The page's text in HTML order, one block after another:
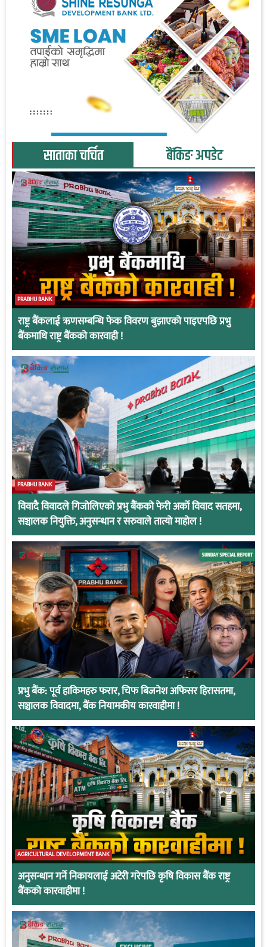
साताका चर्चित बैंकिङ अपडेट
PRABHU BANK
राष्ट्र बैंकलाई ऋणसम्बन्धि फेक विवरण बुझाएको पाइएपछि प्रभु
बैंकमाथि राष्ट्र बैंकको कारवाही !
PRABHU BANK
विवादै विवादले गिजोलिएको प्रभु बैंकको फेरी अर्को विवाद सतहमा,
सञ्चालक नियुक्ति, अनुसन्धान र सरुवाले तात्यो माहोल !
प्रभु बैंक: पूर्व हाकिमहरु फरार, चिफ बिजनेश अफिसर हिरासतमा,
सञ्चालक विवादमा, बैंक नियामकीय कारवाहीमा !
AGRICULTURAL DEVELOPMENT BANK
अनुसन्धान गर्ने निकायलाई अटेरी गरेपछि कृषि विकास बैंक राष्ट्र
बैंकको कारवाहीमा !